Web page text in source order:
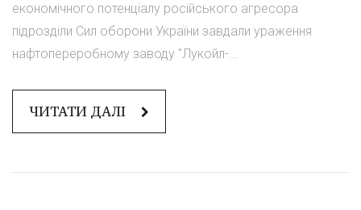
економічного потенціалу російського агресора
підрозділи Сил оборони України завдали ураження
нафтопереробному заводу "Лукойл-...
ЧИТАТИ ДАЛІ